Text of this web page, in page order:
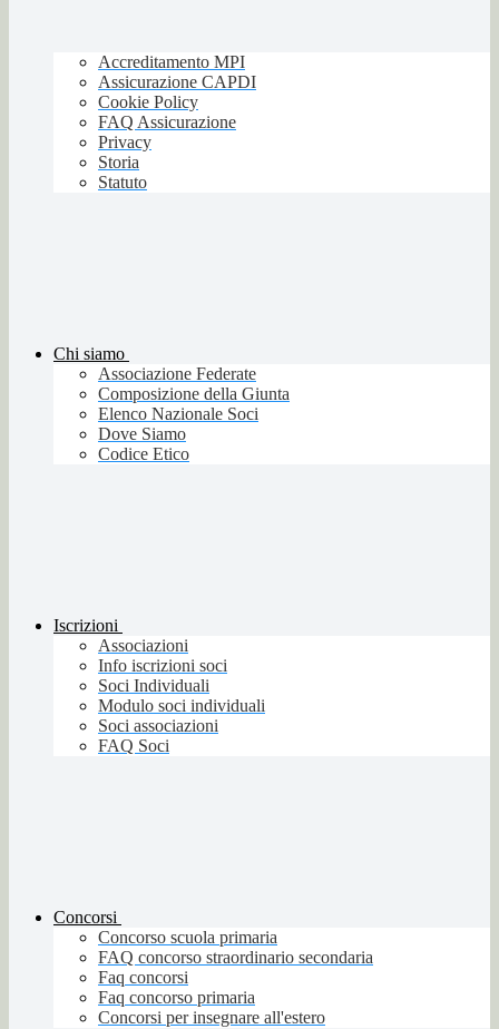
Accreditamento MPI
Assicurazione CAPDI
Cookie Policy
FAQ Assicurazione
Privacy
Storia
Statuto
Chi siamo
Associazione Federate
Composizione della Giunta
Elenco Nazionale Soci
Dove Siamo
Codice Etico
Iscrizioni
Associazioni
Info iscrizioni soci
Soci Individuali
Modulo soci individuali
Soci associazioni
FAQ Soci
Concorsi
Concorso scuola primaria
FAQ concorso straordinario secondaria
Faq concorsi
Faq concorso primaria
Concorsi per insegnare all'estero